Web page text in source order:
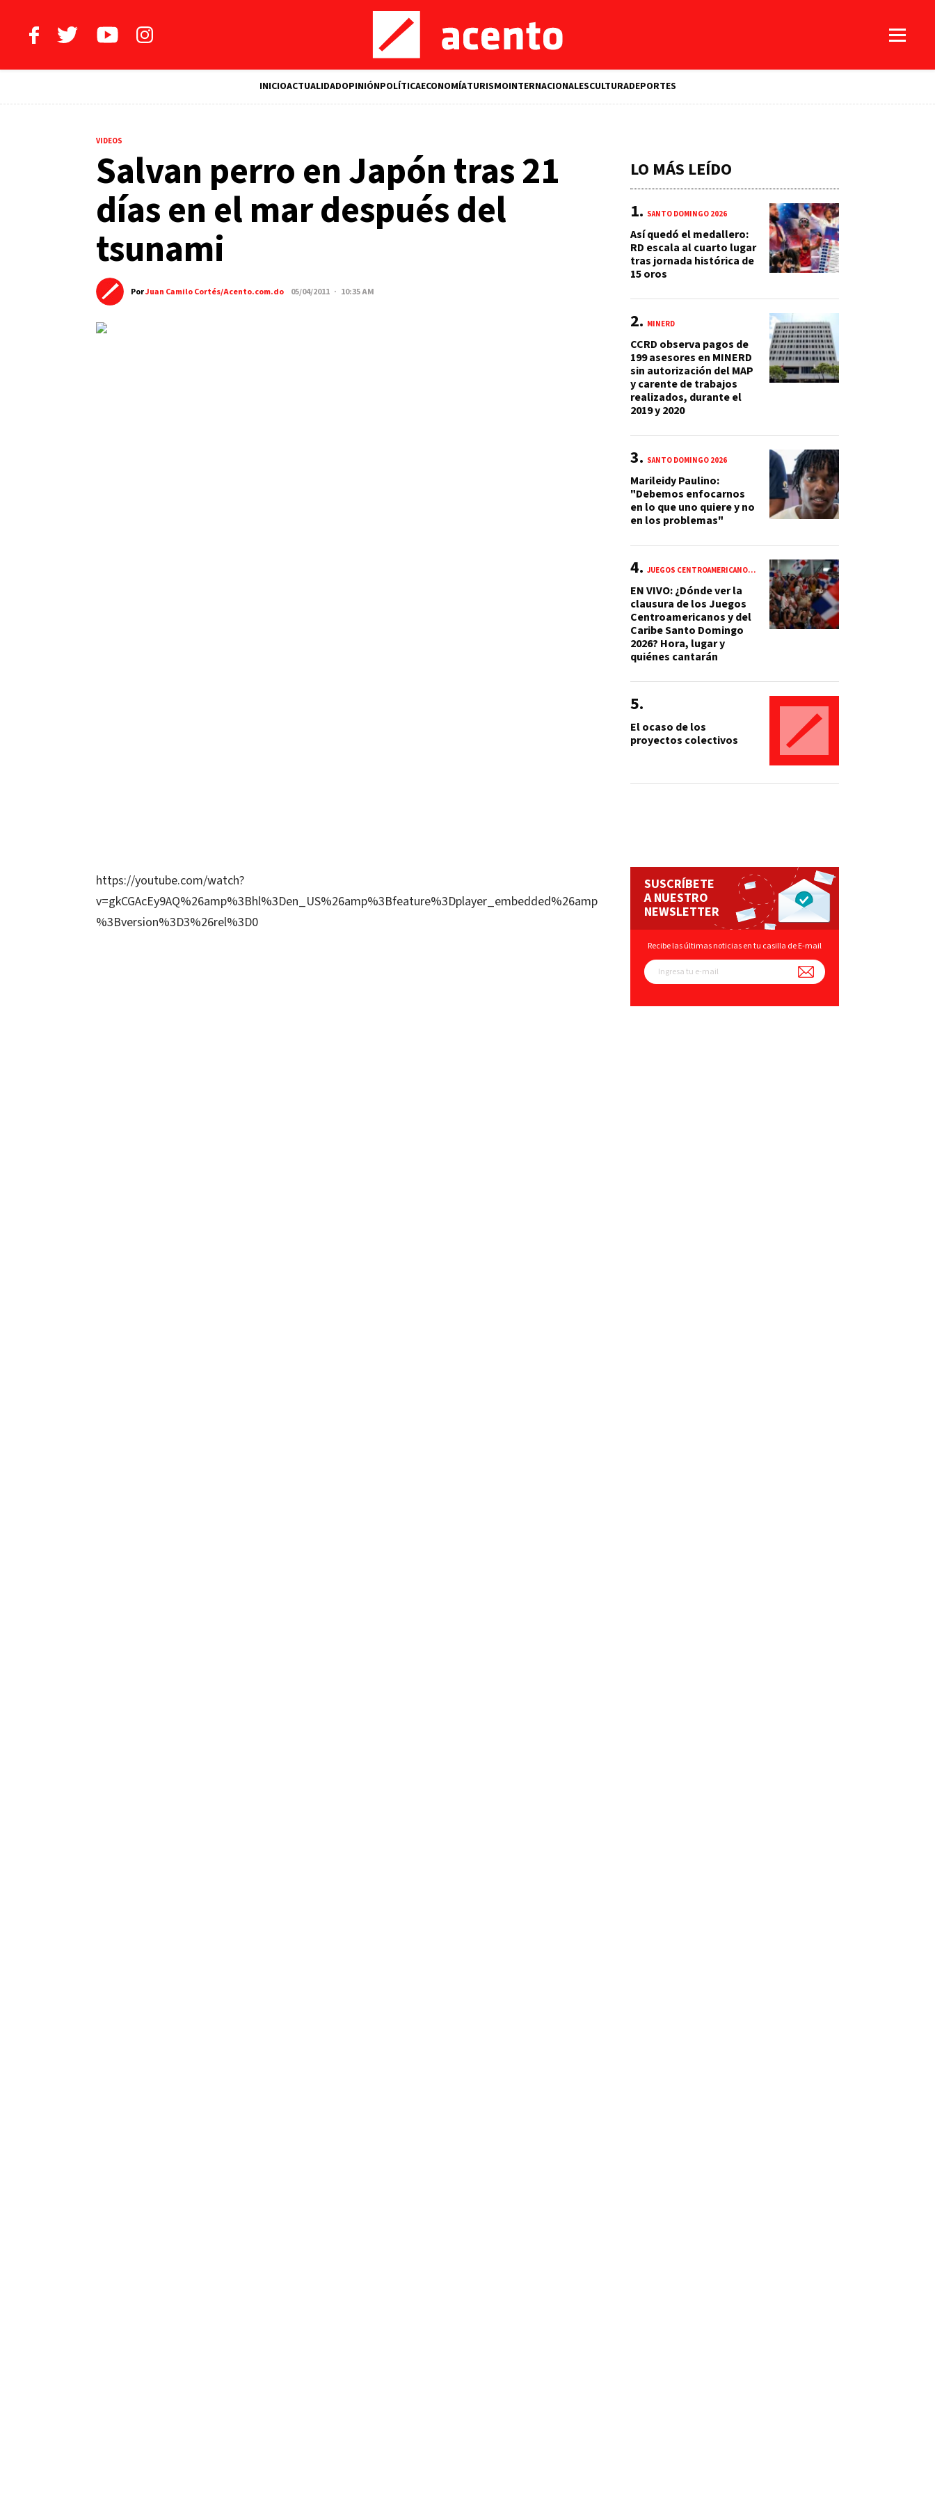
INICIOACTUALIDADOPINIÓNPOLÍTICAECONOMÍATURISMOINTERNACIONALESCULTURADEPORTES
VIDEOS
Salvan perro en Japón tras 21
días en el mar después del
tsunami
PorJuan Camilo Cortés/Acento.com.do 05/04/2011 · 10:35 AM
https://youtube.com/watch?
v=gkCGAcEy9AQ%26amp%3Bhl%3Den_US%26amp%3Bfeature%3Dplayer_embedded%26amp
%3Bversion%3D3%26rel%3D0
LO MÁS LEÍDO
SANTO DOMINGO 2026
Así quedó el medallero:
RD escala al cuarto lugar
tras jornada histórica de
15 oros
MINERD
CCRD observa pagos de
199 asesores en MINERD
sin autorización del MAP
y carente de trabajos
realizados, durante el
2019 y 2020
SANTO DOMINGO 2026
Marileidy Paulino:
"Debemos enfocarnos
en lo que uno quiere y no
en los problemas"
JUEGOS CENTROAMERICANOS Y DEL CARIBE 2026
EN VIVO: ¿Dónde ver la
clausura de los Juegos
Centroamericanos y del
Caribe Santo Domingo
2026? Hora, lugar y
quiénes cantarán
El ocaso de los
proyectos colectivos
SUSCRÍBETE
A NUESTRO
NEWSLETTER
Recibe las últimas noticias en tu casilla de E-mail